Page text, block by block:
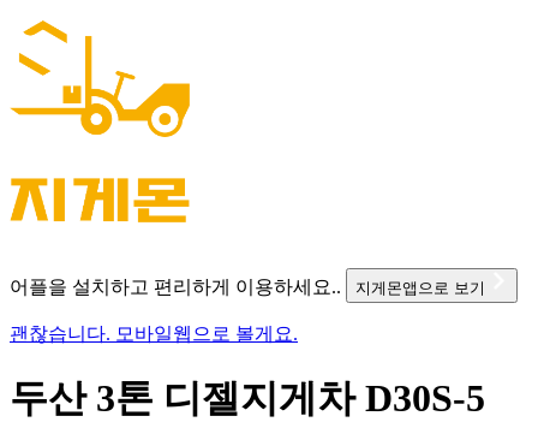
어플을 설치하고 편리하게 이용하세요.. 지게몬앱으로 보기
괜찮습니다. 모바일웹으로 볼게요.
두산 3톤 디젤지게차 D30S-5